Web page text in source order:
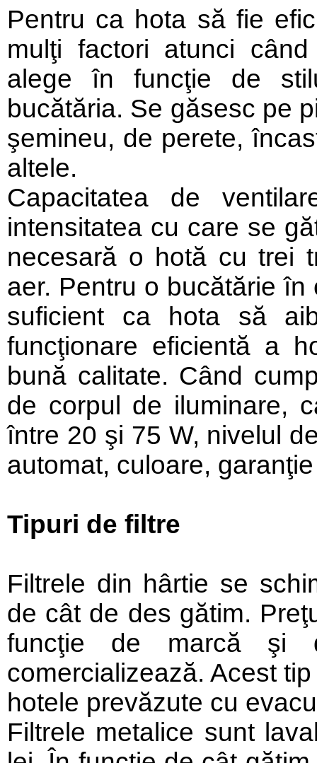
Pentru ca hota să fie
mulţi factori atunci
alege în funcţie de
bucătăria. Se găsesc pe
şemineu, de perete,
altele.
Capacitatea de
intensitatea cu care se
necesară o hotă cu trei
aer. Pentru o bucătărie
suficient ca hota să
funcţionare eficientă a
bună calitate. Când
de corpul de iluminare,
între 20 şi 75 W, nivelul
automat, culoare,
Tipuri de filtre
Filtrele din hârtie se
de cât de des gătim.
funcţie de marcă şi
comercializează. Acest
hotele prevăzute cu
Filtrele metalice sunt